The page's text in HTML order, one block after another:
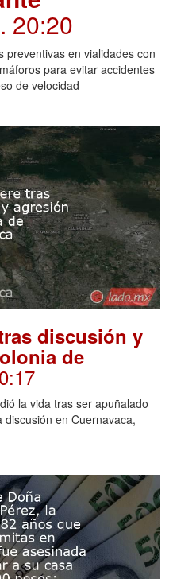
. 20:20
preventivas en vialidades con
para evitar accidentes
de velocidad
discusión y
de
la vida tras ser apuñalado
en Cuernavaca,